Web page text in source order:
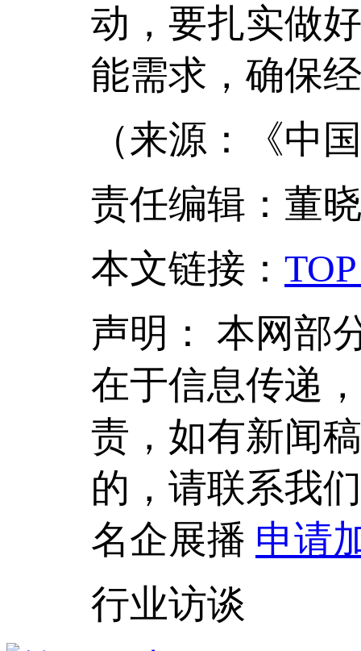
动，要扎实做
能需求，确保
（来源：《中
责任编辑：董
本文链接 ：
声明： 本网部
在于信息传递
责，如有新闻
的，请联系我
名企展播 申请
行业访谈